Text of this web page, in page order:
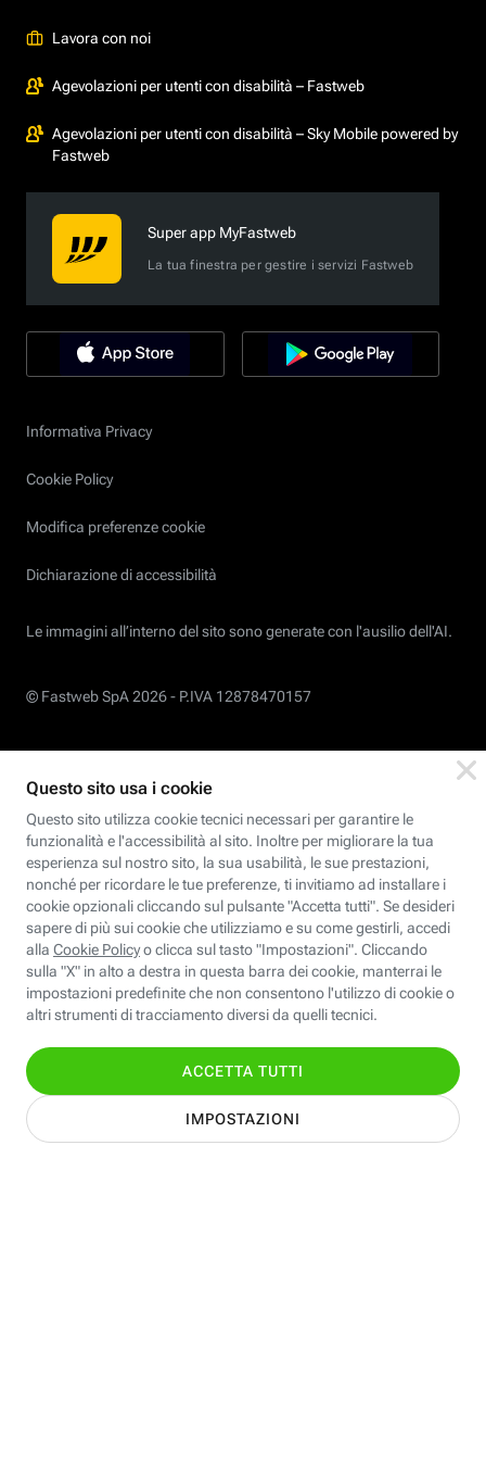
Lavora con noi
Agevolazioni per utenti con disabilità – Fastweb
Agevolazioni per utenti con disabilità – Sky Mobile powered by
Fastweb
Super app MyFastweb
La tua finestra per gestire i servizi Fastweb
Informativa Privacy
Cookie Policy
Modifica preferenze cookie
Dichiarazione di accessibilità
Le immagini all’interno del sito sono generate con l'ausilio dell'AI.
© Fastweb SpA 2026 - P.IVA 12878470157